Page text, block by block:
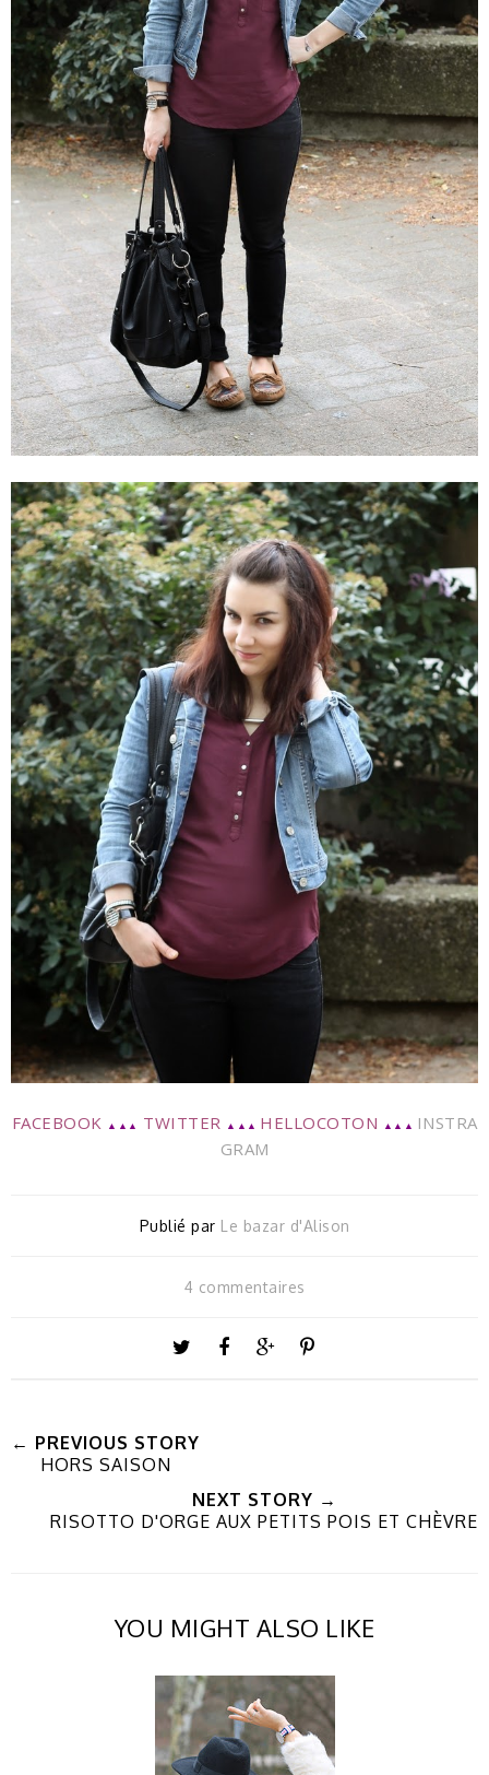
FACEBOOK ▲▲▲ TWITTER ▲▲▲ HELLOCOTON ▲▲▲ INSTRA
GRAM
Publié par Le bazar d'Alison
4 commentaires
← PREVIOUS STORY
HORS SAISON
NEXT STORY →
RISOTTO D'ORGE AUX PETITS POIS ET CHÈVRE
YOU MIGHT ALSO LIKE